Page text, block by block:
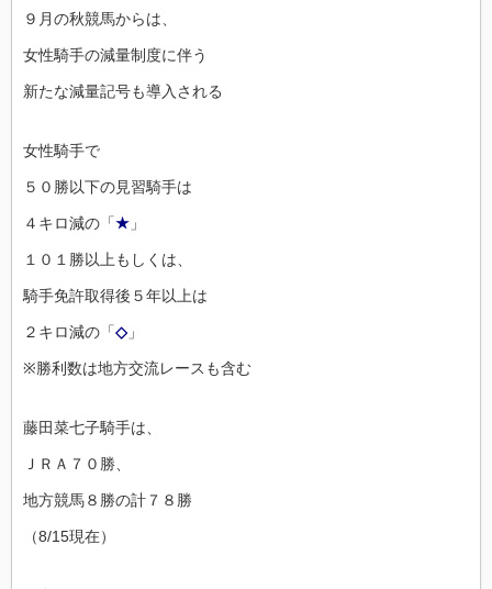
９月の秋競馬からは、
女性騎手の減量制度に伴う
新たな減量記号も導入される
女性騎手で
５０勝以下の見習騎手は
４キロ減の「★ 」
１０１勝以上もしくは、
騎手免許取得後５年以上は
２キロ減の「◇」
※勝利数は地方交流レースも含む
藤田菜七子騎手は、
ＪＲＡ７０勝、
地方競馬８勝の計７８勝
（8/15現在）